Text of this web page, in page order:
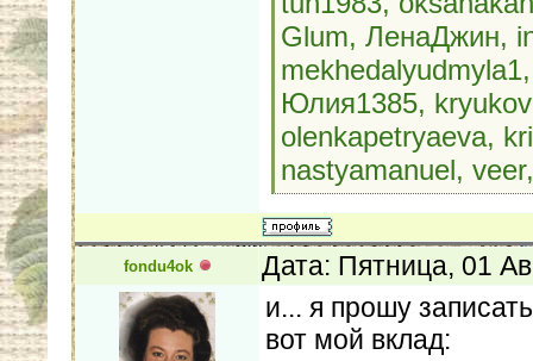
Glum, ЛенаДжин,
Юлия1385,
olenkapetryaeva,
nastyamanuel,
fondu4ok Дата: Пятница, 01
и... я прошу
вот мой вклад: